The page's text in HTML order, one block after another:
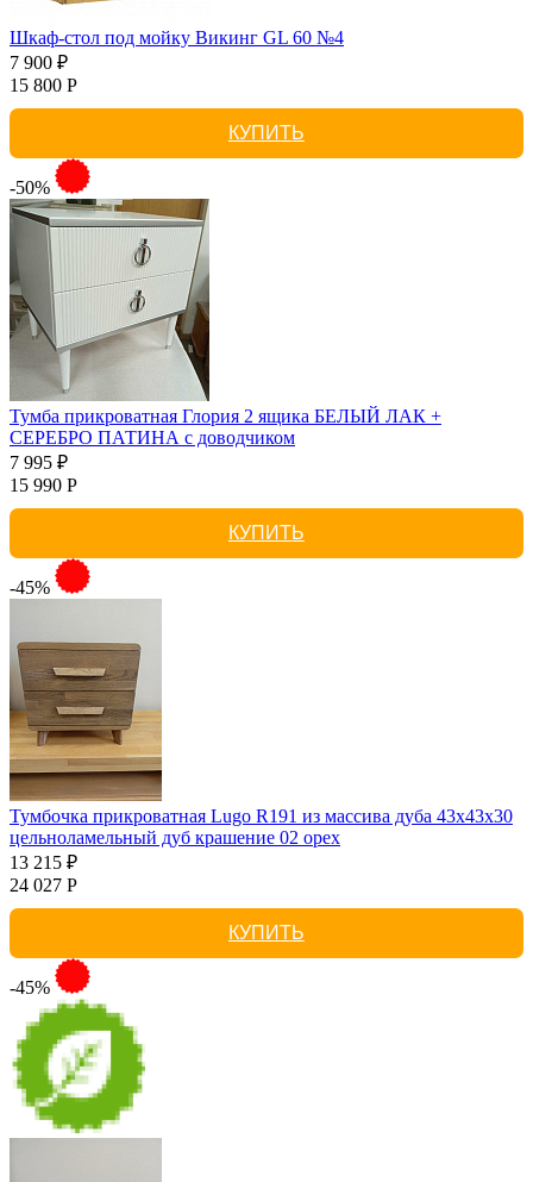
Шкаф-стол под мойку Викинг GL 60 №4
7 900 ₽
15 800 Р
КУПИТЬ
-50%
Тумба прикроватная Глория 2 ящика БЕЛЫЙ ЛАК +
СЕРЕБРО ПАТИНА с доводчиком
7 995 ₽
15 990 Р
КУПИТЬ
-45%
Тумбочка прикроватная Lugo R191 из массива дуба 43х43х30
цельноламельный дуб крашение 02 орех
13 215 ₽
24 027 Р
КУПИТЬ
-45%